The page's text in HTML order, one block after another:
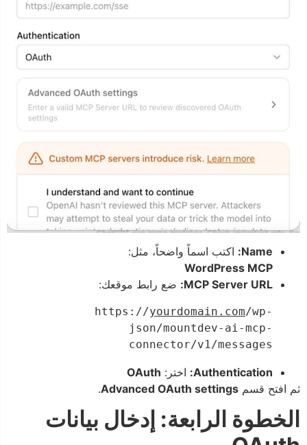
Name: اكتب اسماً واضحاً، مثل:
WordPress MCP
MCP Server URL: ضع رابط موقعك:
https://yourdomain.com/wp-
json/mountdev-ai-mcp-
connector/v1/messages
Authentication: اختر: OAuth
ثم افتح قسم Advanced OAuth settings
.
الخطوة الرابعة: إدخال بيانات